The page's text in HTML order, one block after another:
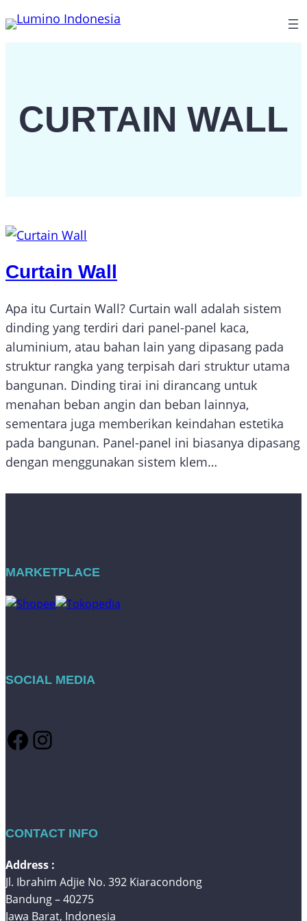
Lewati
ke
CURTAIN WALL
Curtain Wall
Apa itu Curtain Wall? Curtain wall adalah sistem
dinding yang terdiri dari panel-panel kaca,
aluminium, atau bahan lain yang dipasang pada
struktur rangka yang terpisah dari struktur utama
bangunan. Dinding tirai ini dirancang untuk
menahan beban angin dan beban lainnya,
sementara juga memberikan keindahan estetika
pada bangunan. Panel-panel ini biasanya dipasang
dengan menggunakan sistem klem…
MARKETPLACE
SOCIAL MEDIA
Facebook Instagram
CONTACT INFO
Address :
Jl. Ibrahim Adjie No. 392 Kiaracondong
Bandung – 40275
Jawa Barat, Indonesia